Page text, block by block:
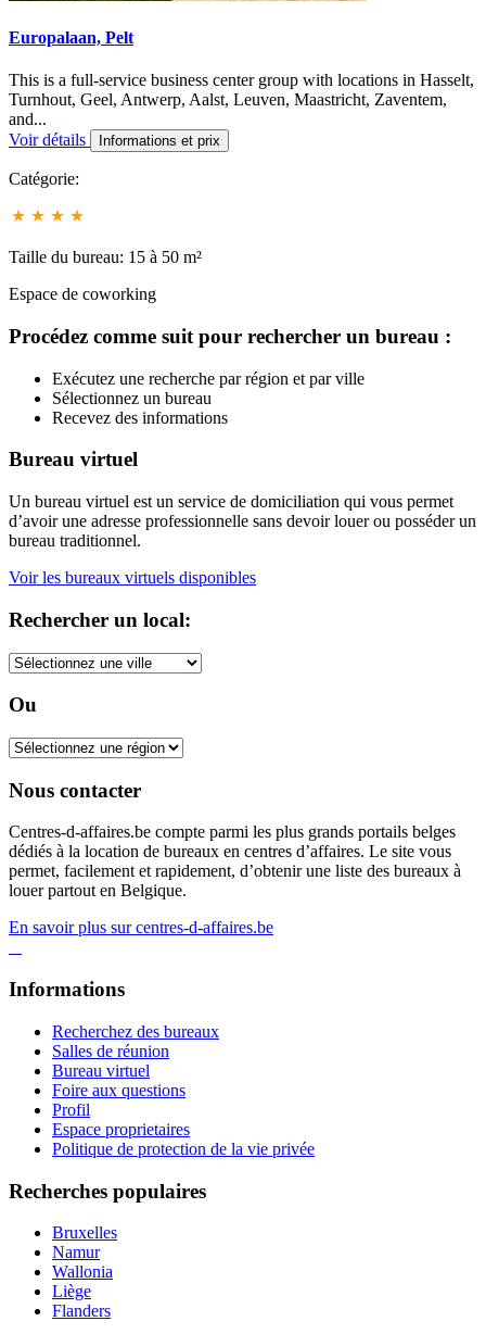
Europalaan, Pelt
This is a full-service business center group with locations in Hasselt,
Turnhout, Geel, Antwerp, Aalst, Leuven, Maastricht, Zaventem,
and...
Voir détails
Informations et prix
Catégorie:
Taille du bureau: 15 à 50 m²
Espace de coworking
Procédez comme suit pour rechercher un bureau :
Exécutez une recherche par région et par ville
Sélectionnez un bureau
Recevez des informations
Bureau virtuel
Un bureau virtuel est un service de domiciliation qui vous permet
d’avoir une adresse professionnelle sans devoir louer ou posséder un
bureau traditionnel.
Voir les bureaux virtuels disponibles
Rechercher un local:
Ou
Nous contacter
Centres-d-affaires.be compte parmi les plus grands portails belges
dédiés à la location de bureaux en centres d’affaires. Le site vous
permet, facilement et rapidement, d’obtenir une liste des bureaux à
louer partout en Belgique.
En savoir plus sur centres-d-affaires.be
Informations
Recherchez des bureaux
Salles de réunion
Bureau virtuel
Foire aux questions
Profil
Espace proprietaires
Politique de protection de la vie privée
Recherches populaires
Bruxelles
Namur
Wallonia
Liège
Flanders